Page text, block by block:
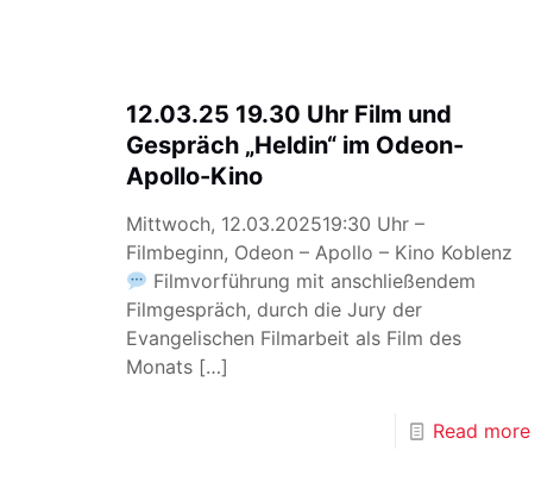
12.03.25 19.30 Uhr Film und
Gespräch „Heldin“ im Odeon-
Apollo-Kino
Mittwoch, 12.03.202519:30 Uhr –
Filmbeginn, Odeon – Apollo – Kino Koblenz
Filmvorführung mit anschließendem
Filmgespräch, durch die Jury der
Evangelischen Filmarbeit als Film des
Monats[…]
Read more